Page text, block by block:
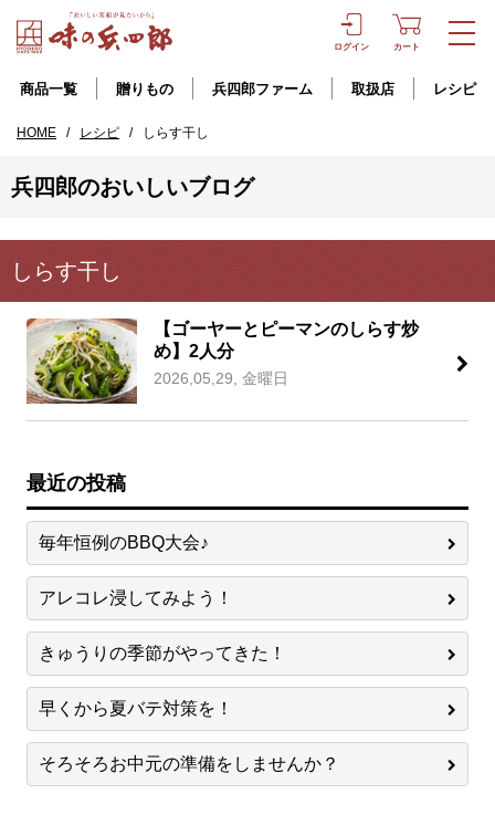
ログイン カート
商品一覧 贈りもの 兵四郎ファーム 取扱店 レシピ
HOME / レシピ / しらす干し
兵四郎のおいしいブログ
しらす干し
【ゴーヤーとピーマンのしらす炒
め】2人分
2026,05,29, 金曜日
最近の投稿
毎年恒例のBBQ大会♪
アレコレ浸してみよう！
きゅうりの季節がやってきた！
早くから夏バテ対策を！
そろそろお中元の準備をしませんか？